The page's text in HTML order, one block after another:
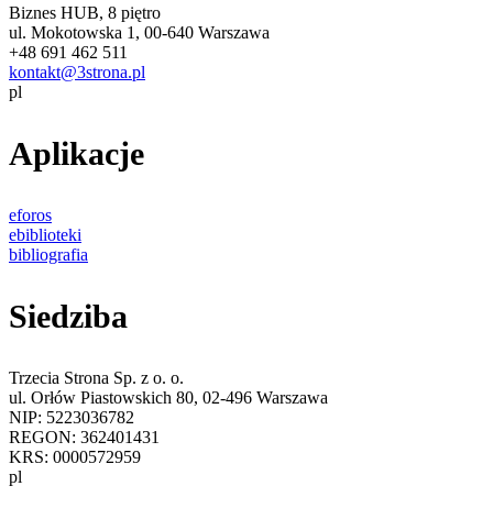
Biznes HUB, 8 piętro
ul. Mokotowska 1, 00-640 Warszawa
+48 691 462 511
kontakt@3strona.pl
pl
Aplikacje
eforos
ebiblioteki
bibliografia
Siedziba
Trzecia Strona Sp. z o. o.
ul. Orłów Piastowskich 80, 02-496 Warszawa
NIP: 5223036782
REGON: 362401431
KRS: 0000572959
pl